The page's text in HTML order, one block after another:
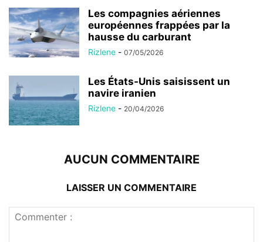
Les compagnies aériennes
européennes frappées par la
hausse du carburant
Rizlene - 07/05/2026
Les États-Unis saisissent un
navire iranien
Rizlene - 20/04/2026
AUCUN COMMENTAIRE
LAISSER UN COMMENTAIRE